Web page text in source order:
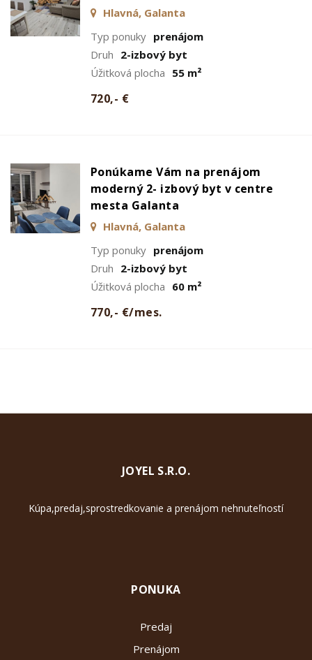
Hlavná, Galanta
Typ ponuky prenájom
Druh 2-izbový byt
Úžitková plocha 55 m²
720,- €
Ponúkame Vám na prenájom
moderný 2- izbový byt v centre
mesta Galanta
Hlavná, Galanta
Typ ponuky prenájom
Druh 2-izbový byt
Úžitková plocha 60 m²
770,- €/mes.
JOYEL S.R.O.
Kúpa,predaj,sprostredkovanie a prenájom nehnuteľností
PONUKA
Predaj
Prenájom